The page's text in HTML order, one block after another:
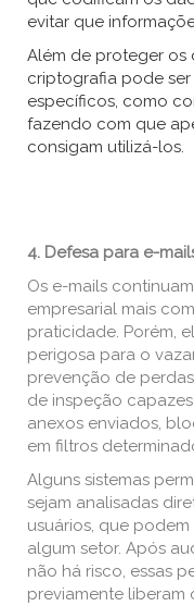
evitar que
Além de proteger os
criptografia pode
específicos, como
fazendo com que
consigam utilizá-los.
4. Defesa para e-
Os e-mails
empresarial mais
praticidade. Porém,
perigosa para o
prevenção de
de inspeção
anexos enviados,
em filtros
Alguns sistemas
sejam analisadas
usuários, que
algum setor. Após
não há risco, essas
previamente liberam